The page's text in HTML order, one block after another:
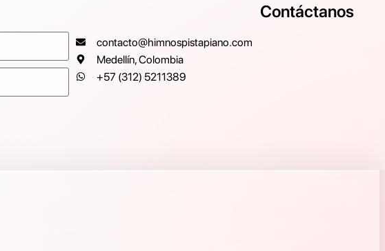
Contáctanos
contacto@himnospistapiano.com
Medellín, Colombia
+57 (312) 5211389